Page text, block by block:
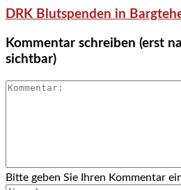
DRK Blutspenden in
Kommentar schreiben (erst
sichtbar)
Bitte geben Sie Ihren Kommentar